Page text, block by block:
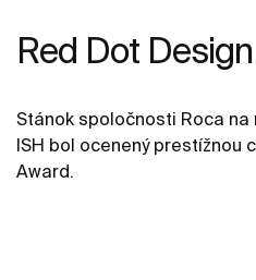
Red Dot
Stánok spoločnosti Roca
ISH bol ocenený prestížnou
Award.